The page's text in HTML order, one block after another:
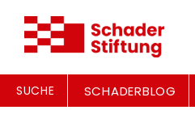
SUCHE SCHADERBLOG